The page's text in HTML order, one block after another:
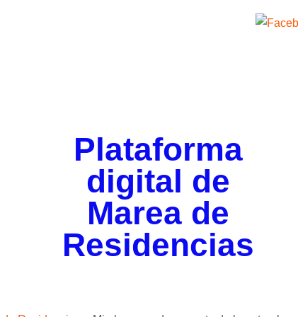
Plataforma
digital de
Marea de
Residencias